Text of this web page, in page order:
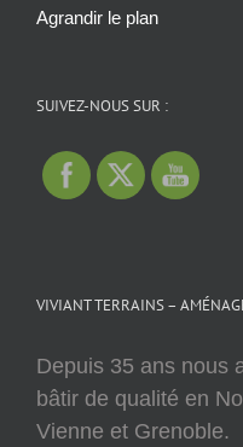
Agrandir le plan
SUIVEZ-NOUS SUR :
VIVIANT TERRAINS –
Depuis 35 ans nous
bâtir de qualité en
Vienne et Grenoble.